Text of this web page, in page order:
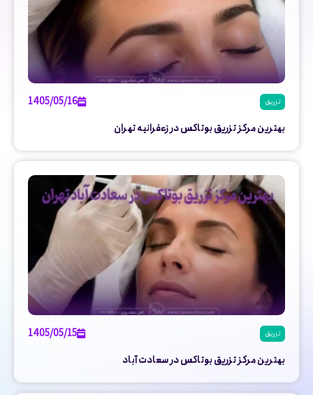
تزریق
1405/05/16
بهترین مرکز تزریق بوتاکس در زعفرانیه تهران
تزریق
1405/05/15
بهترین مرکز تزریق بوتاکس در سعادت آباد